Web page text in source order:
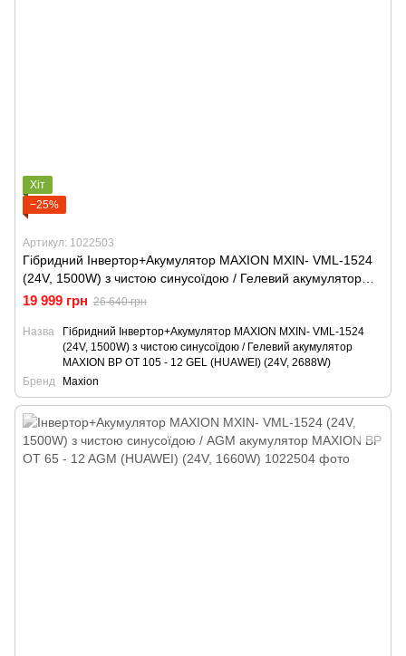
Хіт
−25%
Артикул: 1022503
Гібридний Інвертор+Акумулятор MAXION MXIN- VML-1524
(24V, 1500W) з чистою синусоїдою / Гелевий акумулятор
MAXION BP OT 105 - 12 GEL (HUAWEI) (24V, 2688W)
19 999 грн 26 640 грн
Назва
Гібридний Інвертор+Акумулятор MAXION MXIN- VML-1524
(24V, 1500W) з чистою синусоїдою / Гелевий акумулятор
MAXION BP OT 105 - 12 GEL (HUAWEI) (24V, 2688W)
Бренд
Maxion